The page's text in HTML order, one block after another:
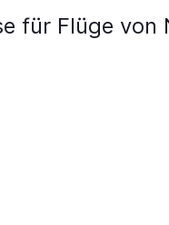
für Flüge von